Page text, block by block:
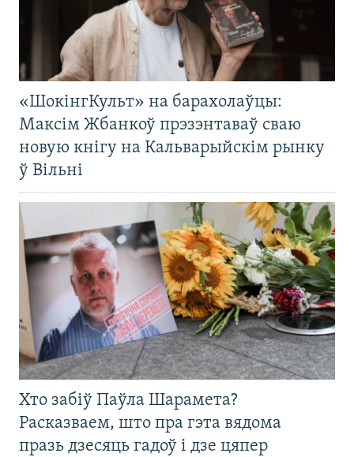
«ШокінгКульт» на барахолаўцы:
Максім Жбанкоў прэзэнтаваў сваю
новую кнігу на Кальварыйскім рынку
ў Вільні
Хто забіў Паўла Шарамета?
Расказваем, што пра гэта вядома
празь дзесяць гадоў і дзе цяпер